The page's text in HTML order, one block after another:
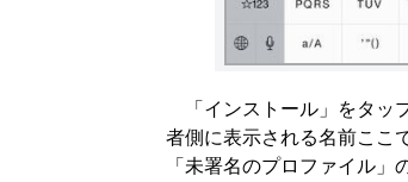
「インストール」をタッ
者側に表示される名前ここ
「未署名のプロファイル